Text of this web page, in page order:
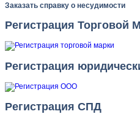
Заказать справку о несудимости
Регистрация Торговой
Регистрация
Регистрация СПД